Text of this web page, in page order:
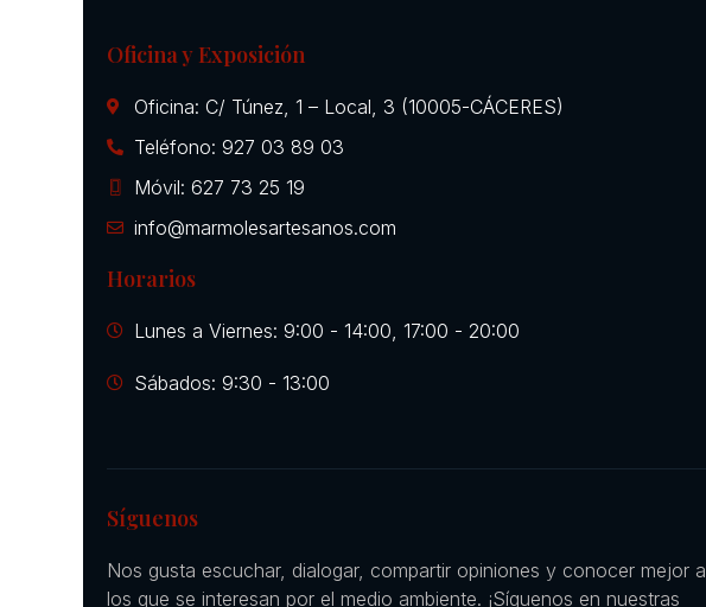
Oficina y Exposición
Oficina: C/ Túnez, 1 – Local, 3 (10005-CÁCERES)
Teléfono: 927 03 89 03
Móvil: 627 73 25 19
info@marmolesartesanos.com
Horarios
Lunes a Viernes: 9:00 - 14:00, 17:00 - 20:00
Sábados: 9:30 - 13:00
Síguenos
Nos gusta escuchar, dialogar, compartir opiniones y conocer mejor a
los que se interesan por el medio ambiente. ¡Síguenos en nuestras